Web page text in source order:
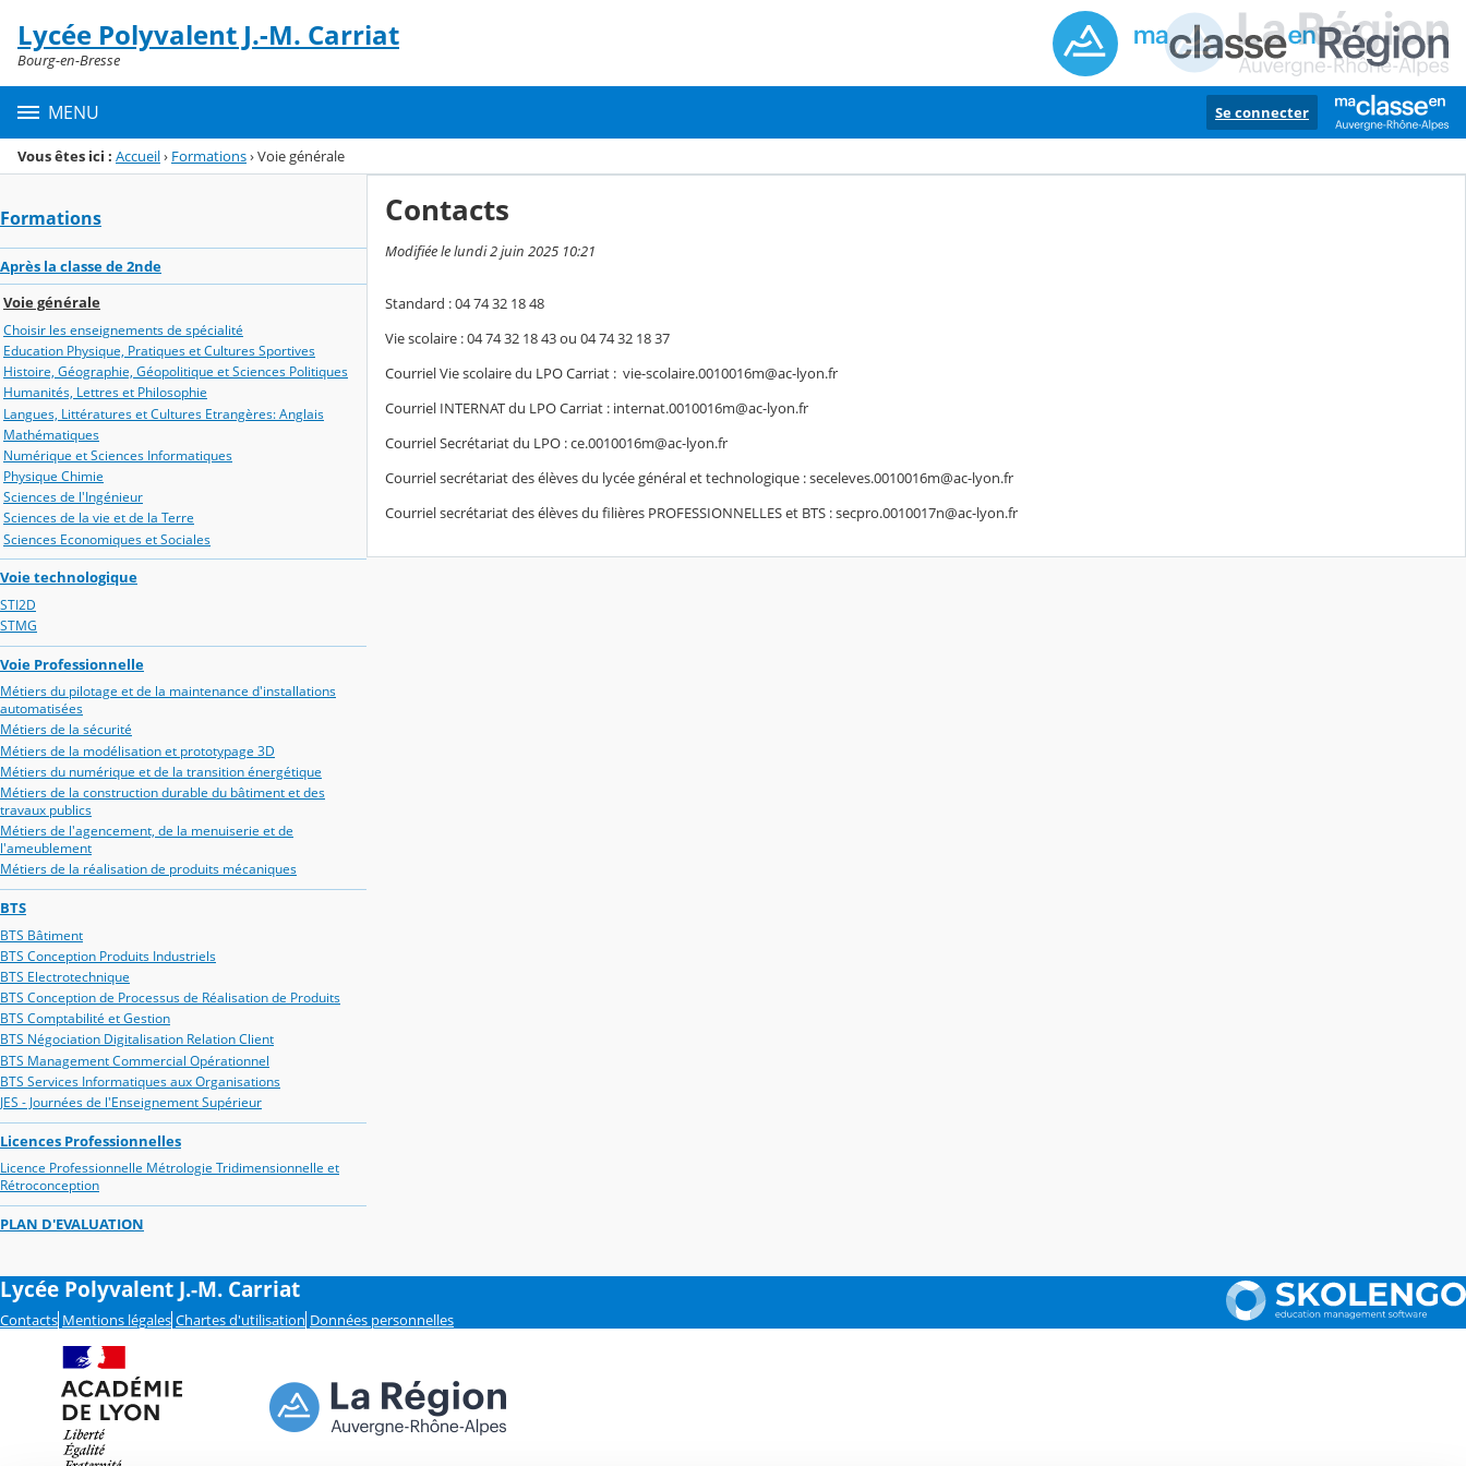
Menu de la rubrique
Contenu
Lycée Polyvalent J.-M. Carriat
Bourg-en-Bresse
MENU Se connecter
Vous êtes ici : Accueil› Formations›Voie générale
Formations
Après la classe de 2nde
Voie générale
Choisir les enseignements de spécialité
Education Physique, Pratiques et Cultures Sportives
Histoire, Géographie, Géopolitique et Sciences Politiques
Humanités, Lettres et Philosophie
Langues, Littératures et Cultures Etrangères: Anglais
Mathématiques
Numérique et Sciences Informatiques
Physique Chimie
Sciences de l'Ingénieur
Sciences de la vie et de la Terre
Sciences Economiques et Sociales
Voie technologique
STI2D
STMG
Voie Professionnelle
Métiers du pilotage et de la maintenance d'installations
automatisées
Métiers de la sécurité
Métiers de la modélisation et prototypage 3D
Métiers du numérique et de la transition énergétique
Métiers de la construction durable du bâtiment et des
travaux publics
Métiers de l'agencement, de la menuiserie et de
l'ameublement
Métiers de la réalisation de produits mécaniques
BTS
BTS Bâtiment
BTS Conception Produits Industriels
BTS Electrotechnique
BTS Conception de Processus de Réalisation de Produits
BTS Comptabilité et Gestion
BTS Négociation Digitalisation Relation Client
BTS Management Commercial Opérationnel
BTS Services Informatiques aux Organisations
JES - Journées de l'Enseignement Supérieur
Licences Professionnelles
Licence Professionnelle Métrologie Tridimensionnelle et
Rétroconception
PLAN D'EVALUATION
Contacts
Modifiée le lundi 2 juin 2025 10:21
Standard : 04 74 32 18 48
Vie scolaire : 04 74 32 18 43 ou 04 74 32 18 37
Courriel Vie scolaire du LPO Carriat : vie-scolaire.0010016m@ac-lyon.fr
Courriel INTERNAT du LPO Carriat : internat.0010016m@ac-lyon.fr
Courriel Secrétariat du LPO : ce.0010016m@ac-lyon.fr
Courriel secrétariat des élèves du lycée général et technologique : seceleves.0010016m@ac-lyon.fr
Courriel secrétariat des élèves du filières PROFESSIONNELLES et BTS : secpro.0010017n@ac-lyon.fr
Lycée Polyvalent J.-M. Carriat
Contacts Mentions légales Chartes d'utilisation Données personnelles